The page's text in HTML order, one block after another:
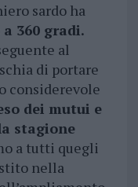
sardo ha
360 gradi.
al
di portare
considerevole
dei mutui e
stagione
a tutti quegli
nella